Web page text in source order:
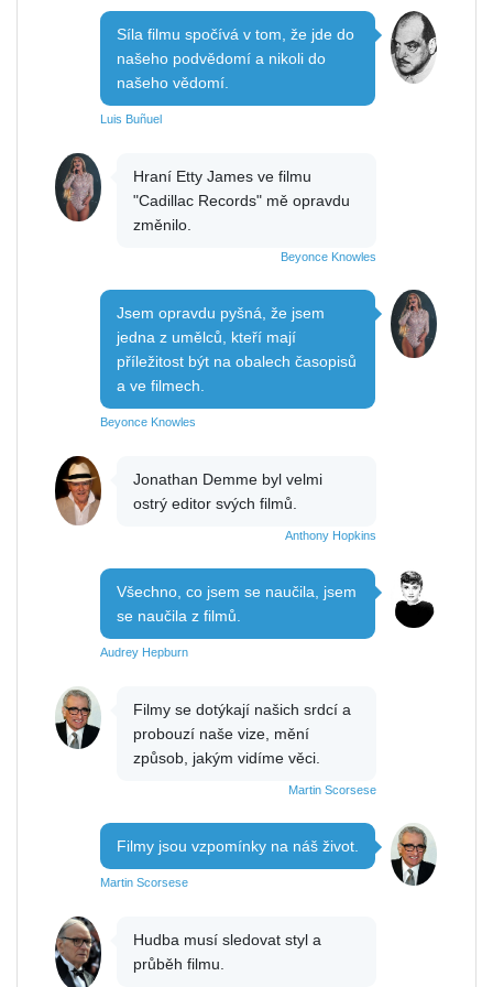
Síla filmu spočívá v tom, že jde do
našeho podvědomí a nikoli do
našeho vědomí.
Luis Buñuel
Hraní Etty James ve filmu
"Cadillac Records" mě opravdu
změnilo.
Beyonce Knowles
Jsem opravdu pyšná, že jsem
jedna z umělců, kteří mají
příležitost být na obalech časopisů
a ve filmech.
Beyonce Knowles
Jonathan Demme byl velmi
ostrý editor svých filmů.
Anthony Hopkins
Všechno, co jsem se naučila, jsem
se naučila z filmů.
Audrey Hepburn
Filmy se dotýkají našich srdcí a
probouzí naše vize, mění
způsob, jakým vidíme věci.
Martin Scorsese
Filmy jsou vzpomínky na náš život.
Martin Scorsese
Hudba musí sledovat styl a
průběh filmu.